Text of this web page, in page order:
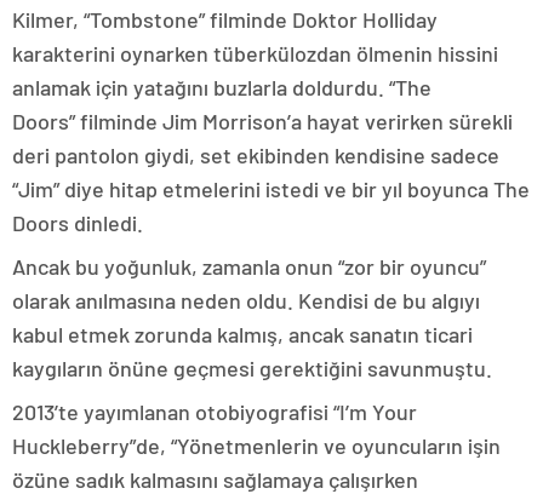
Kilmer, “Tombstone” filminde Doktor Holliday
karakterini oynarken tüberkülozdan ölmenin hissini
anlamak için yatağını buzlarla doldurdu. “The
Doors” filminde Jim Morrison’a hayat verirken sürekli
deri pantolon giydi, set ekibinden kendisine sadece
“Jim” diye hitap etmelerini istedi ve bir yıl boyunca The
Doors dinledi.
Ancak bu yoğunluk, zamanla onun “zor bir oyuncu”
olarak anılmasına neden oldu. Kendisi de bu algıyı
kabul etmek zorunda kalmış, ancak sanatın ticari
kaygıların önüne geçmesi gerektiğini savunmuştu.
2013’te yayımlanan otobiyografisi “I’m Your
Huckleberry”de, “Yönetmenlerin ve oyuncuların işin
özüne sadık kalmasını sağlamaya çalışırken